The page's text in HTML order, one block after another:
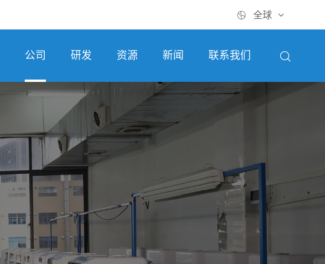
 全球
公司 研发 资源 新闻 联系我们 